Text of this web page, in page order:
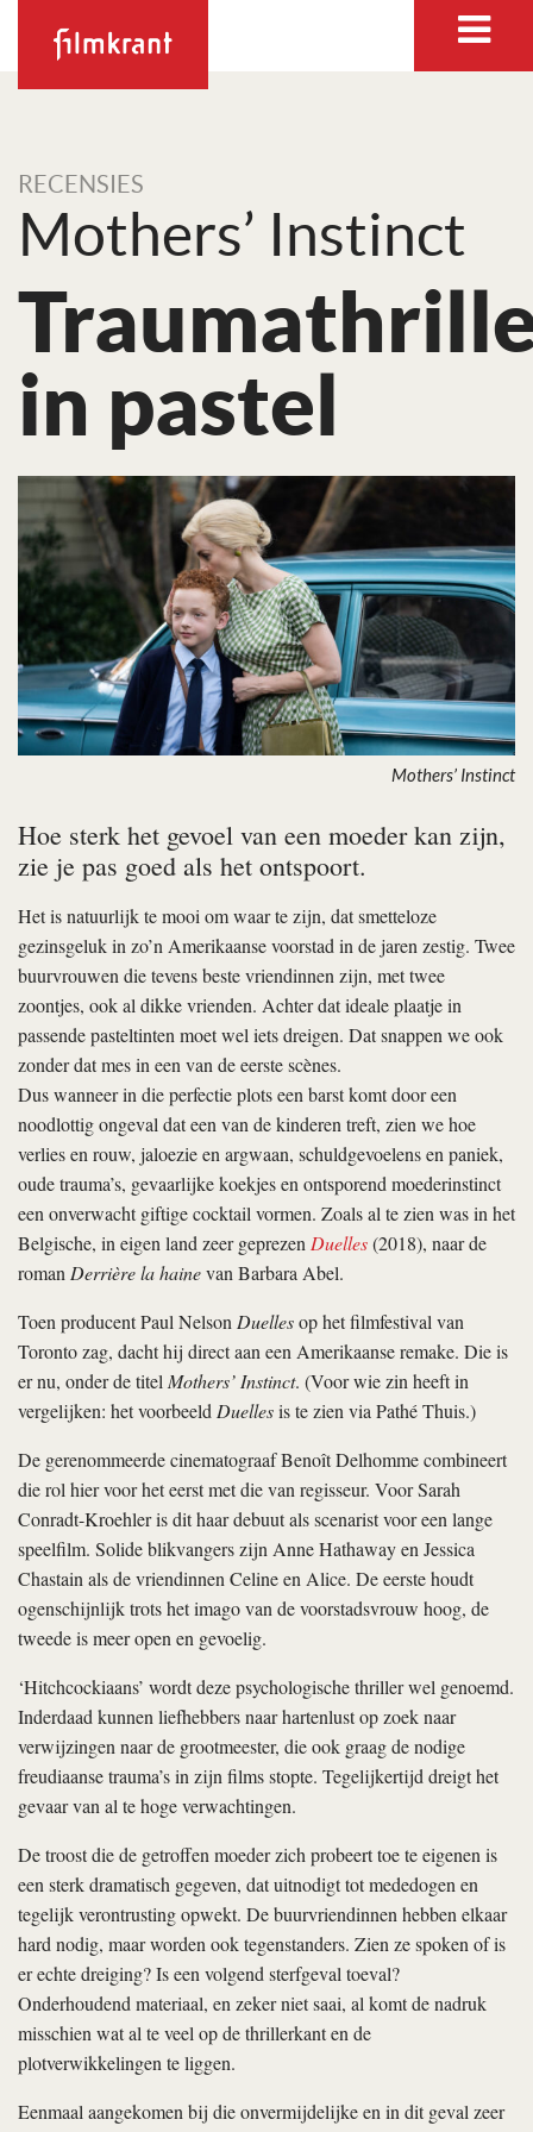
RECENSIES
Mothers’ Instinct
in pastel
Mothers’ Instinct
Hoe sterk het gevoel van een moeder kan zijn,
zie je pas goed als het ontspoort.
Het is natuurlijk te mooi om waar te zijn, dat smetteloze
gezinsgeluk in zo’n Amerikaanse voorstad in de jaren zestig. Twee
buurvrouwen die tevens beste vriendinnen zijn, met twee
zoontjes, ook al dikke vrienden. Achter dat ideale plaatje in
passende pasteltinten moet wel iets dreigen. Dat snappen we ook
zonder dat mes in een van de eerste scènes.
Dus wanneer in die perfectie plots een barst komt door een
noodlottig ongeval dat een van de kinderen treft, zien we hoe
verlies en rouw, jaloezie en argwaan, schuldgevoelens en paniek,
oude trauma’s, gevaarlijke koekjes en ontsporend moederinstinct
een onverwacht giftige cocktail vormen. Zoals al te zien was in het
Belgische, in eigen land zeer geprezenDuelles(2018), naar de
romanDerrière ­la hainevan Barbara Abel.
Toen producent Paul NelsonDuellesop het filmfestival van
Toronto zag, dacht hij direct aan een Amerikaanse remake. Die is
er nu, onder de titelMothers’ Instinct. (Voor wie zin heeft in
vergelijken: het voorbeeldDuellesis te zien via Pathé Thuis.)
De gerenommeerde cinematograaf Benoît Delhomme combineert
die rol hier voor het eerst met die van regisseur. Voor Sarah
Conradt-Kroehler is dit haar debuut als scenarist voor een lange
speelfilm. Solide blikvangers zijn Anne Hathaway en Jessica
Chastain als de vriendinnen Celine en Alice. De eerste houdt
ogenschijnlijk trots het imago van de voorstadsvrouw hoog, de
tweede is meer open en gevoelig.
‘Hitchcockiaans’ wordt deze psychologische thriller wel genoemd.
Inderdaad kunnen liefhebbers naar hartenlust op zoek naar
verwijzingen naar de grootmeester, die ook graag de nodige
freudiaanse trauma’s in zijn films stopte. Tegelijkertijd dreigt het
gevaar van al te hoge verwachtingen.
De troost die de getroffen moeder zich probeert toe te eigenen is
een sterk dramatisch gegeven, dat uitnodigt tot mededogen en
tegelijk verontrusting opwekt. De buurvriendinnen hebben elkaar
hard nodig, maar worden ook tegenstanders. Zien ze spoken of is
er echte dreiging? Is een volgend sterfgeval toeval?
Onderhoudend materiaal, en zeker niet saai, al komt de nadruk
misschien wat al te veel op de thrillerkant en de
plotverwikkelingen te liggen.
Eenmaal aangekomen bij die onvermijdelijke en in dit geval zeer